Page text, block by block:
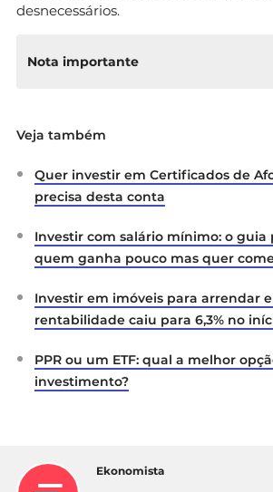
desnecessários.
Nota importante
pesquisa de investimento. Não
destinados a promover a
investigação em matéria de
comunicação de marketing.
Todas as informações foram
ActivTrades (“AT”). Estas não
registo dos preços da AT, nem
solicitação para negociar
ou garantia quanto à exatidão ou
das mesmas.
situação financeira de qualquer
receba. O desempenho passado
Veja também
Quer investir em Certificados de
precisa desta conta
Investir com salário mínimo: o guia
quem ganha pouco mas quer
Investir em imóveis para arrendar
rentabilidade caiu para 6,3% no
PPR ou um ETF: qual a melhor
investimento?
Ekonomista